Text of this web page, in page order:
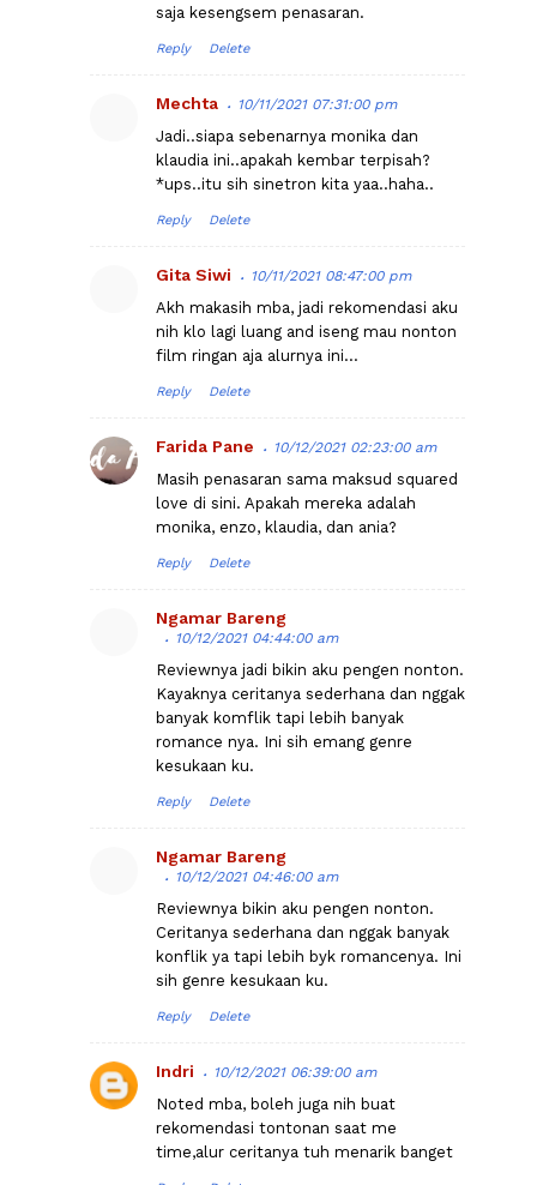
saja kesengsem penasaran.
Reply Delete
Mechta 10/11/2021 07:31:00 pm
Jadi..siapa sebenarnya monika dan
klaudia ini..apakah kembar terpisah?
*ups..itu sih sinetron kita yaa..haha..
Reply Delete
Gita Siwi 10/11/2021 08:47:00 pm
Akh makasih mba, jadi rekomendasi aku
nih klo lagi luang and iseng mau nonton
film ringan aja alurnya ini...
Reply Delete
Farida Pane 10/12/2021 02:23:00 am
Masih penasaran sama maksud squared
love di sini. Apakah mereka adalah
monika, enzo, klaudia, dan ania?
Reply Delete
Ngamar Bareng
10/12/2021 04:44:00 am
Reviewnya jadi bikin aku pengen nonton.
Kayaknya ceritanya sederhana dan nggak
banyak komflik tapi lebih banyak
romance nya. Ini sih emang genre
kesukaan ku.
Reply Delete
Ngamar Bareng
10/12/2021 04:46:00 am
Reviewnya bikin aku pengen nonton.
Ceritanya sederhana dan nggak banyak
konflik ya tapi lebih byk romancenya. Ini
sih genre kesukaan ku.
Reply Delete
Indri 10/12/2021 06:39:00 am
Noted mba, boleh juga nih buat
rekomendasi tontonan saat me
time,alur ceritanya tuh menarik banget